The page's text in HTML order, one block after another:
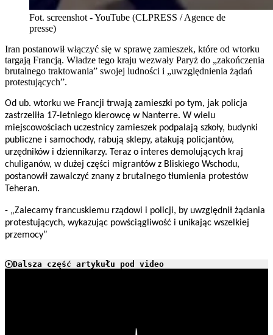
Fot. screenshot - YouTube (CLPRESS / Agence de
presse)
Iran postanowił włączyć się w sprawę zamieszek, które od wtorku
targają Francją. Władze tego kraju wezwały Paryż do „zakończenia
brutalnego traktowania” swojej ludności i „uwzględnienia żądań
protestujących”.
Od ub. wtorku we Francji trwają zamieszki po tym, jak policja
zastrzeliła 17-letniego kierowcę w Nanterre. W wielu
miejscowościach uczestnicy zamieszek podpalają szkoły, budynki
publiczne i samochody, rabują sklepy, atakują policjantów,
urzędników i dziennikarzy. Teraz o interes demolujących kraj
chuliganów, w dużej części migrantów z Bliskiego Wschodu,
postanowił zawalczyć znany z brutalnego tłumienia protestów
Teheran.
- „Zalecamy francuskiemu rządowi i policji, by uwzględnił żądania
protestujących, wykazując powściągliwość i unikając wszelkiej
przemocy”
Dalsza część artykułu pod video